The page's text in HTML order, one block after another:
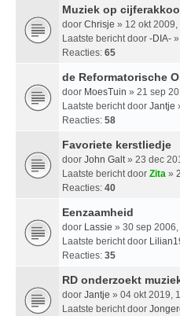
Muziek op
door Chrisje » 12 okt 2009,
Laatste bericht door -DIA- »
Reacties: 65
de Reformatorische
door MoesTuin » 21 sep
Laatste bericht door Jantje
Reacties: 58
Favoriete kerstliedje
door John Galt » 23 dec
Laatste bericht door Zita »
Reacties: 40
Eenzaamheid
door Lassie » 30 sep 2006,
Laatste bericht door
Reacties: 35
RD onderzoekt
door Jantje » 04 okt 2019,
Laatste bericht door